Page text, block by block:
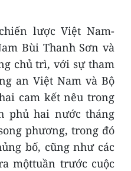
lược Việt Nam-
Bùi Thanh Sơn và
chủ trì, với sự tham
an Việt Nam và Bộ
cam kết nêu trong
phủ hai nước tháng
phương, trong đó
bố, cũng như các
mộttuần trước cuộc